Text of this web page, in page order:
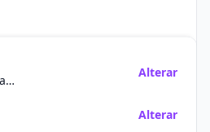
Especialização (pós-graduação)
Alterar
Alterar